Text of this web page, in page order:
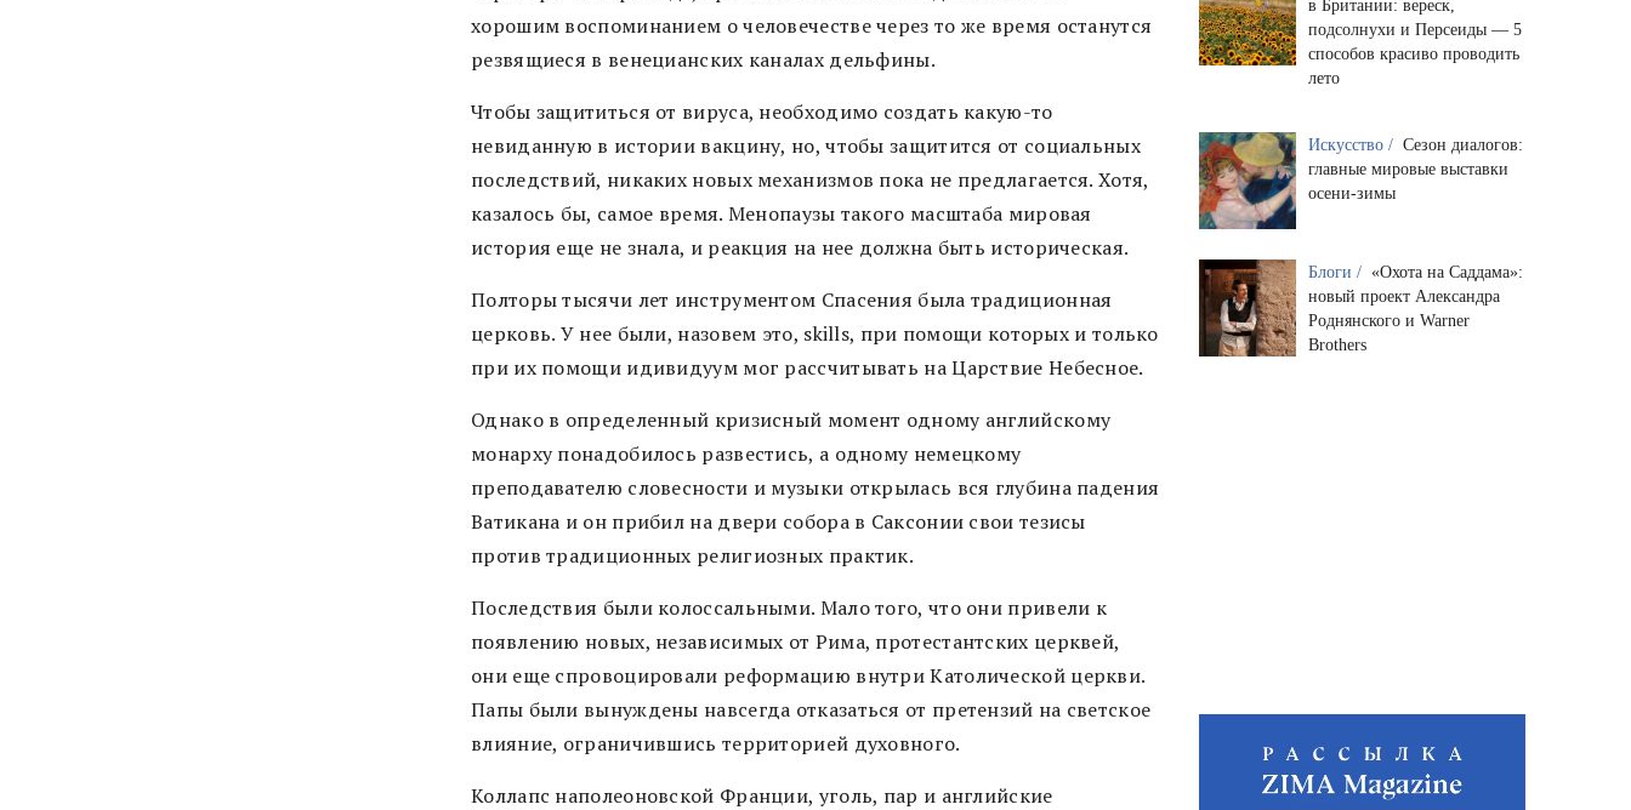
хорошим воспоминанием о человечестве через то же время останутся
резвящиеся в венецианских каналах дельфины.
Чтобы защититься от вируса, необходимо создать какую-то
невиданную в истории вакцину, но, чтобы защитится от социальных
последствий, никаких новых механизмов пока не предлагается. Хотя,
казалось бы, самое время. Менопаузы такого масштаба мировая
история еще не знала, и реакция на нее должна быть историческая.
Полторы тысячи лет инструментом Спасения была традиционная
церковь. У нее были, назовем это, skills, при помощи которых и только
при их помощи идивидуум мог рассчитывать на Царствие Небесное.
Однако в определенный кризисный момент одному английскому
монарху понадобилось развестись, а одному немецкому
преподавателю словесности и музыки открылась вся глубина падения
Ватикана и он прибил на двери собора в Саксонии свои тезисы
против традиционных религиозных практик.
Последствия были колоссальными. Мало того, что они привели к
появлению новых, независимых от Рима, протестантских церквей,
они еще спровоцировали реформацию внутри Католической церкви.
Папы были вынуждены навсегда отказаться от претензий на светское
влияние, ограничившись территорией духовного.
Коллапс наполеоновской Франции, уголь, пар и английские
в Британии: вереск,
подсолнухи и Персеиды — 5
способов красиво проводить
лето
Искусство / Сезон диалогов:
главные мировые выставки
осени-зимы
Блоги / «Охота на Саддама»:
новый проект Александра
Роднянского и Warner
Brothers